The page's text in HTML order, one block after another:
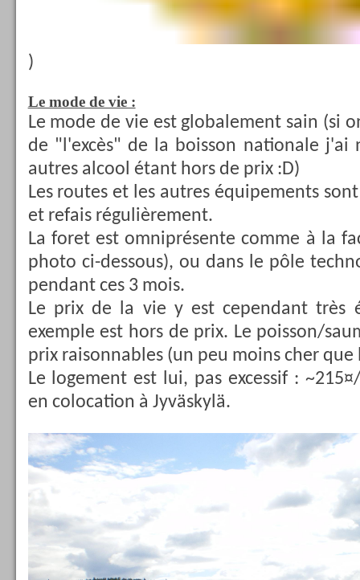
)
Le mode de vie :
Le mode de vie est globalement sain (si
de "l'excès" de la boisson nationale j'ai
autres alcool étant hors de prix :D)
Les routes et les autres équipements
et refais régulièrement.
La foret est omniprésente comme à la
photo ci-dessous), ou dans le pôle
pendant ces 3 mois.
Le prix de la vie y est cependant très
exemple est hors de prix. Le poisson/
prix raisonnables (un peu moins cher
Le logement est lui, pas excessif :
en colocation à Jyväskylä.